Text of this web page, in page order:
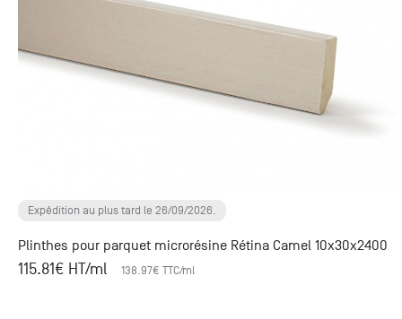
Expédition au plus tard le 26/09/2026.
Plinthes pour parquet microrésine Rétina Camel 10x30x2400
115.81€ HT/ml 138.97€ TTC/ml